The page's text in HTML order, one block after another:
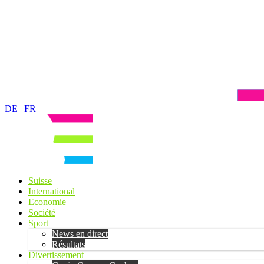
DE | FR
Suisse
International
Economie
Société
Sport
News en direct
Résultats
Divertissement